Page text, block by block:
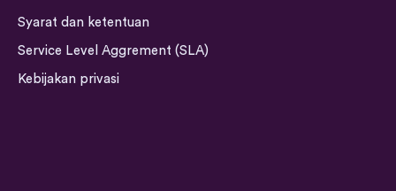
a
r
a
e
i
n
b
o
b
e
Syarat dan ketentuan
Service Level Aggrement (SLA)
Kebijakan privasi